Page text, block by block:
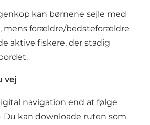
kan børnene sejle med
mens forældre/bedsteforældre
aktive fiskere, der stadig
vej
navigation end at følge
Du kan downloade ruten som